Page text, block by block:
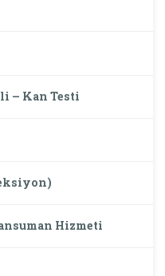
– Kan Testi
Hizmeti